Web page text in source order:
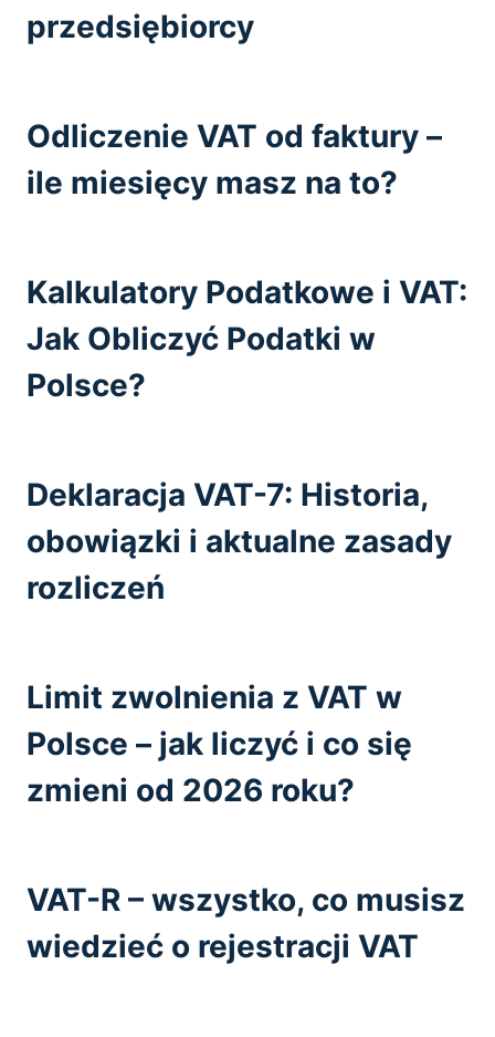
przedsiębiorcy
Odliczenie VAT od faktury –
ile miesięcy masz na to?
Kalkulatory Podatkowe i VAT:
Jak Obliczyć Podatki w
Polsce?
Deklaracja VAT-7: Historia,
obowiązki i aktualne zasady
rozliczeń
Limit zwolnienia z VAT w
Polsce – jak liczyć i co się
zmieni od 2026 roku?
VAT-R – wszystko, co musisz
wiedzieć o rejestracji VAT